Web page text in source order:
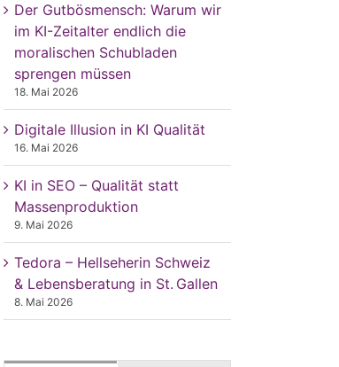
Der Gutbösmensch: Warum wir
im KI-Zeitalter endlich die
moralischen Schubladen
sprengen müssen
18. Mai 2026
Digitale Illusion in KI Qualität
16. Mai 2026
KI in SEO – Qualität statt
Massenproduktion
9. Mai 2026
Tedora – Hellseherin Schweiz
& Lebensberatung in St. Gallen
8. Mai 2026